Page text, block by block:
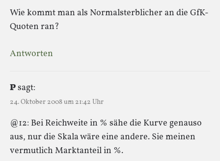
Wie kommt man als Normalsterblicher an die GfK-
Quoten ran?
Antworten
Psagt:
24. Oktober 2008 um 21:42 Uhr
@12: Bei Reichweite in % sähe die Kurve genauso
aus, nur die Skala wäre eine andere. Sie meinen
vermutlich Marktanteil in %.